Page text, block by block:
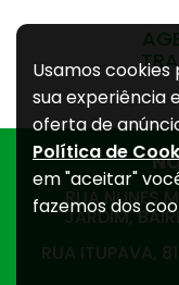
RUA NUNES
JARDIM,
RUA ITUPAVA,
Usamos
sua experiência
oferta de
Política de
em "aceitar"
fazemos dos